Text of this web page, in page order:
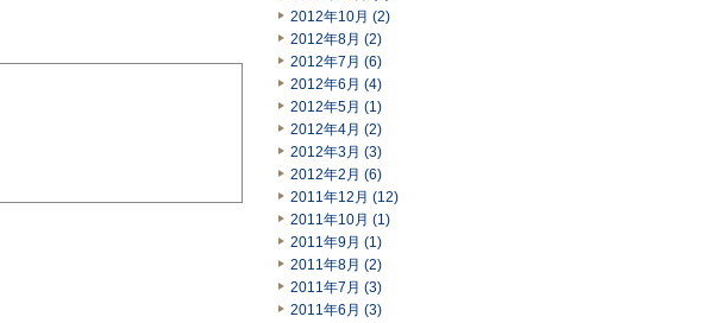
2012年10月 (2)
2012年8月 (2)
2012年7月 (6)
2012年6月 (4)
2012年5月 (1)
2012年4月 (2)
2012年3月 (3)
2012年2月 (6)
2011年12月 (12)
2011年10月 (1)
2011年9月 (1)
2011年8月 (2)
2011年7月 (3)
2011年6月 (3)